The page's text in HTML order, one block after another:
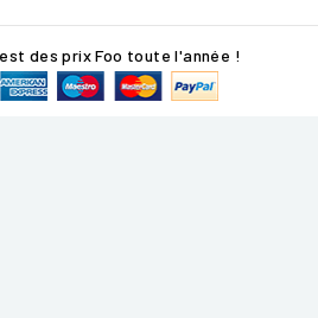
des prix Foo toute l'année !